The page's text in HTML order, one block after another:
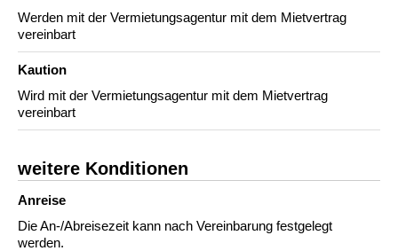
Werden mit der Vermietungsagentur mit dem Mietvertrag
vereinbart
Kaution
Wird mit der Vermietungsagentur mit dem Mietvertrag
vereinbart
weitere Konditionen
Anreise
Die An-/Abreisezeit kann nach Vereinbarung festgelegt
werden.